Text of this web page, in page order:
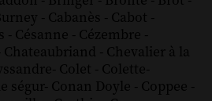
- Cabanès - Cabot -
- Césanne - Cézembre -
Chateaubriand - Chevalier à la
- Colet - Colette-
ségur- Conan Doyle - Coppee -